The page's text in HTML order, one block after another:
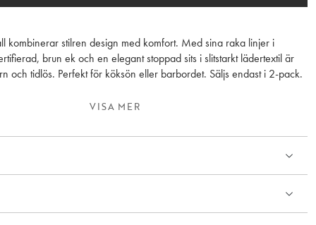
kombinerar stilren design med komfort. Med sina raka linjer i
brun ek och en elegant stoppad sits i slitstarkt lädertextil är
och tidlös. Perfekt för köksön eller barbordet. Säljs endast i 2-pack.
VISA MER